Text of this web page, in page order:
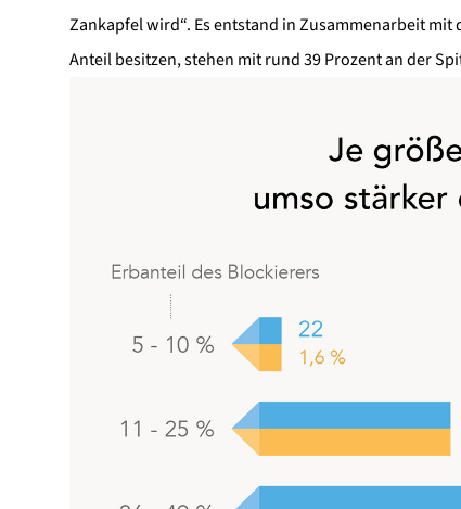
Zankapfel wird“. Es entstand in Zusammenarbeit mit
Anteil besitzen, stehen mit rund 39 Prozent an der